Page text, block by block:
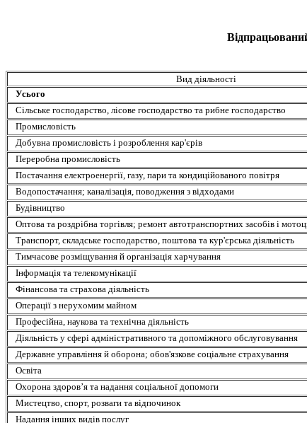
Вид діяльності
Усього
Сільське господарство, лісове господарство та рибне господарство
Промисловість
Добувна промисловість і розроблення кар'єрів
Переробна промисловість
Постачання електроенергії, газу, пари та кондиційованого повітря
Водопостачання; каналізація, поводження з відходами
Будівництво
Оптова та роздрібна торгівля; ремонт автотранспортних засобів і
Транспорт, складське господарство, поштова та кур'єрська діяльність
Тимчасове розміщування й організація харчування
Інформація та телекомунікації
Фінансова та страхова діяльність
Операції з нерухомим майном
Професійна, наукова та технічна діяльність
Діяльність у сфері адміністративного та допоміжного обслуговування
Державне управління й оборона; обов'язкове соціальне страхування
Освіта
Охорона здоров’я та надання соціальної допомоги
Мистецтво, спорт, розваги та відпочинок
Надання інших видів послуг